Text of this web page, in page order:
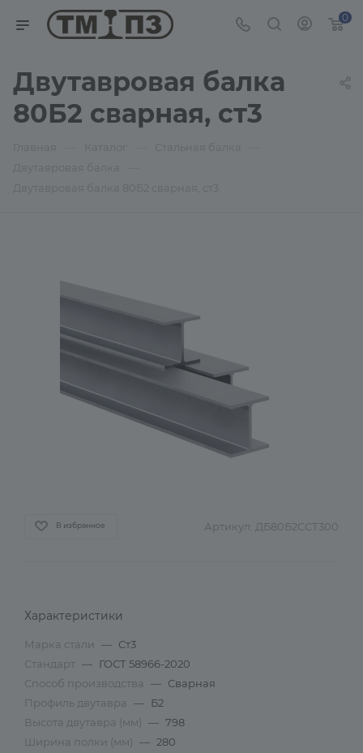
0
Двутавровая балка
80Б2 сварная, ст3
В избранное Артикул: ДБ80Б2ССТ300
Характеристики
Марка стали — Ст3
Стандарт — ГОСТ 58966-2020
Способ производства
— Сварная
Профиль двутавра
— Б2
Высота двутавра (мм) — 798
Ширина полки (мм) — 280